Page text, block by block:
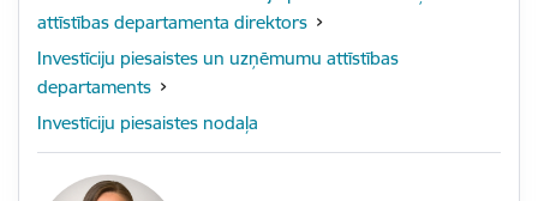
attīstības departamenta direktors
Investīciju piesaistes un uzņēmumu attīstības
departaments
Investīciju piesaistes nodaļa